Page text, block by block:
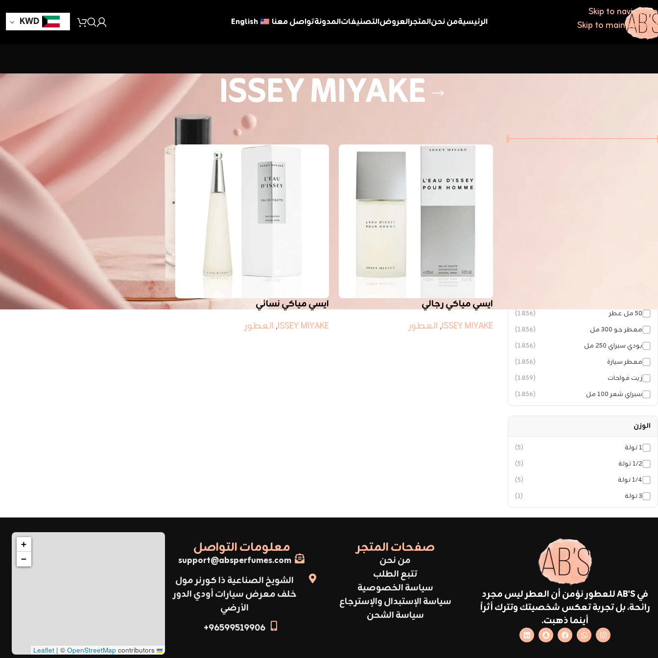
Skip to navigation
Skip to main content
الرئيسيةمن نحنالمتجرالعروضالتصنيفاتالمدونةتواصل معنا English
KWD
ISSEY MIYAKE
٥٠ مل عطر (1٬856)
معطر جو ٣٠٠ مل (1٬856)
بودي سبراي ٢٥٠ مل (1٬856)
معطر سيارة (1٬856)
زيت فواحات (1٬859)
سبراي شعر ١٠٠ مل (1٬856)
الوزن
١ تولة (5)
١/٢ تولة (5)
١/٤ تولة (5)
٣ تولة (1)
عرض 9
12
18
24
ايسي مياكي رجالي
ISSEY MIYAKE
, العطور
ايسي مياكي نسائي
ISSEY MIYAKE
, العطور
في AB'S للعطور نؤمن أن العطر ليس مجرد
رائحة، بل تجربة تعكس شخصيتك وتترك أثراً
أينما ذهبت.
صفحات المتجر
من نحن
تتبع الطلب
سياسة الخصوصية
سياسة الإستبدال والإسترجاع
سياسة الشحن
معلومات التواصل
support@absperfumes.com
الشويخ الصناعية ذا كورنر مول
خلف معرض سيارات أودي الدور
الأرضي
96599519906+
+
−
Leaflet
| ©OpenStreetMap contributors